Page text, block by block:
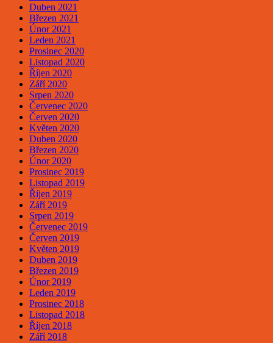
Duben 2021
Březen 2021
Únor 2021
Leden 2021
Prosinec 2020
Listopad 2020
Říjen 2020
Září 2020
Srpen 2020
Červenec 2020
Červen 2020
Květen 2020
Duben 2020
Březen 2020
Únor 2020
Prosinec 2019
Listopad 2019
Říjen 2019
Září 2019
Srpen 2019
Červenec 2019
Červen 2019
Květen 2019
Duben 2019
Březen 2019
Únor 2019
Leden 2019
Prosinec 2018
Listopad 2018
Říjen 2018
Září 2018